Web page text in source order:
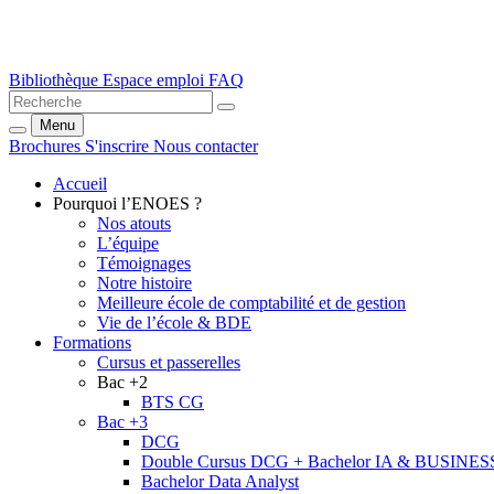
Bibliothèque Espace emploi FAQ
Menu
Brochures S'inscrire Nous contacter
Accueil
Pourquoi l’ENOES ?
Nos atouts
L’équipe
Témoignages
Notre histoire
Meilleure école de comptabilité et de gestion
Vie de l’école & BDE
Formations
Cursus et passerelles
Bac +2
BTS CG
Bac +3
DCG
Double Cursus DCG + Bachelor IA &
Bachelor Data Analyst